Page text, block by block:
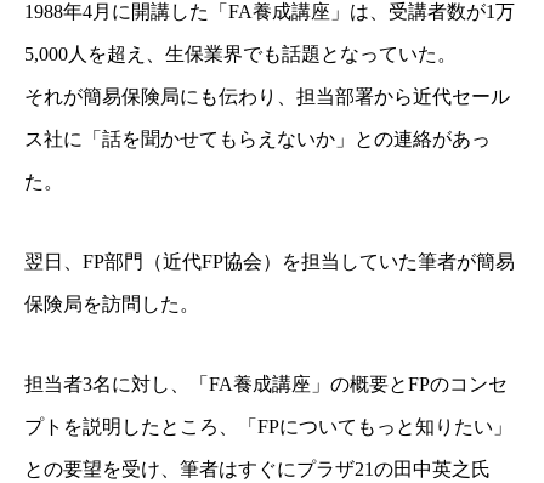
1988年4月に開講した「FA養成講座」は、受講者数が1万
5,000人を超え、生保業界でも話題 となっていた。
それが簡易保険局にも伝わり、担当部署から近代セール
ス社に 「話を聞かせてもらえないか」との連絡があっ
た。
翌日、FP部門（近代FP協会）を担当していた筆者が簡易
保険局を訪問した。
担当者3名に対し、「FA養成講座」の概要とFPのコンセ
プトを説明したところ、 「FPについてもっと知りたい」
との要望を受け、筆者はすぐにプラザ21の田中英之氏